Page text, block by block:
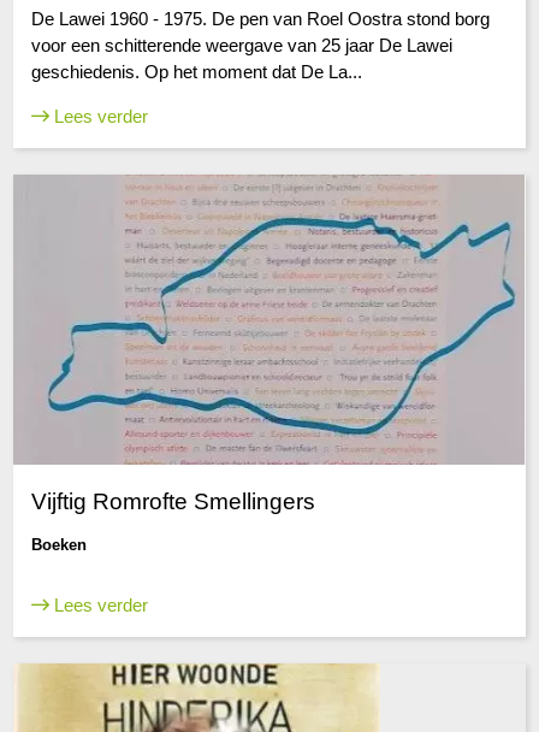
De Lawei 1960 - 1975. De pen van Roel Oostra stond borg
voor een schitterende weergave van 25 jaar De Lawei
geschiedenis. Op het moment dat De La...
Lees verder
Vijftig Romrofte Smellingers
Boeken
Lees verder